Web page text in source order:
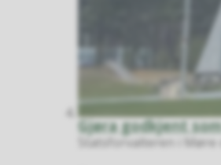
Gjøra godkjent
Statsforvalteren i